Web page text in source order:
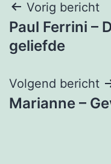
Bericht
navigatie
Vorig bericht
Paul Ferrini –
geliefde
Volgend bericht
Marianne –